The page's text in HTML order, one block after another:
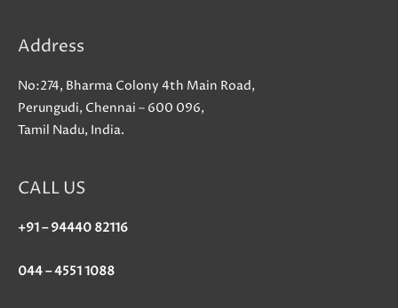
Address
No:274, Bharma Colony 4th Main Road,
Perungudi, Chennai – 600 096,
Tamil Nadu, India.
CALL US
+91 – 94440 82116
044 – 4551 1088